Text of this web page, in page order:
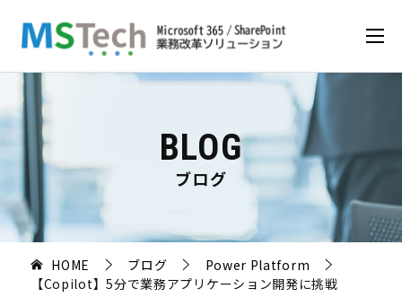
BLOG
ブログ
HOME ブログ
Power Platform
【Copilot】5分で業務アプリケーション開発に挑戦